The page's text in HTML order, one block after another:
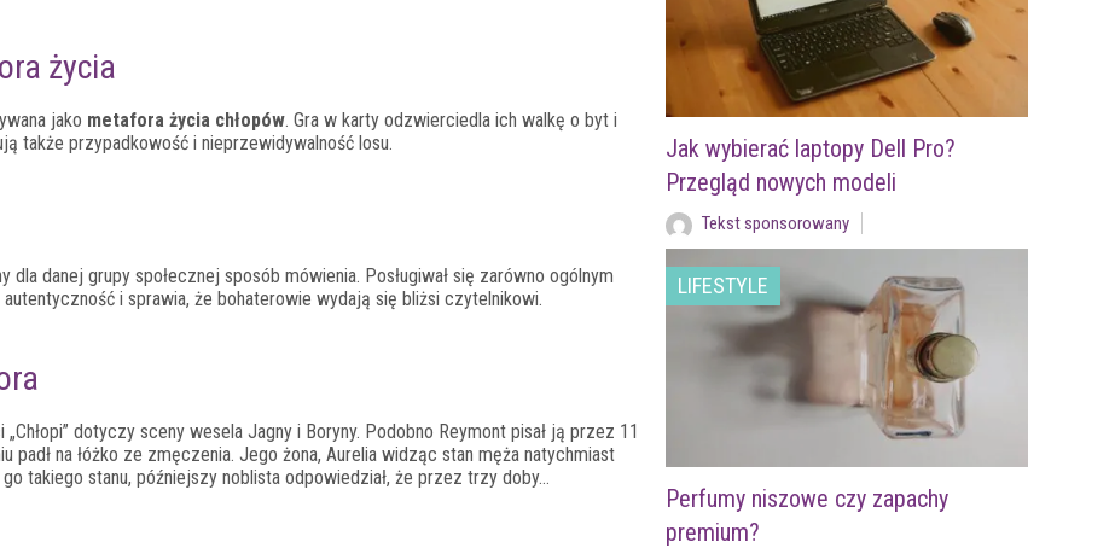
życia
jako metafora życia chłopów. Gra w karty odzwierciedla ich walkę o byt i
także przypadkowość i nieprzewidywalność losu.
dla danej grupy społecznej sposób mówienia. Posługiwał się zarówno ogólnym
i sprawia, że bohaterowie wydają się bliżsi czytelnikowi.
dotyczy sceny wesela Jagny i Boryny. Podobno Reymont pisał ją przez 11
padł na łóżko ze zmęczenia. Jego żona, Aurelia widząc stan męża natychmiast
takiego stanu, późniejszy noblista odpowiedział, że przez trzy doby…
Jak wybierać laptopy Dell Pro?
Przegląd nowych modeli
Tekst sponsorowany
LIFESTYLE
Perfumy niszowe czy zapachy
premium?